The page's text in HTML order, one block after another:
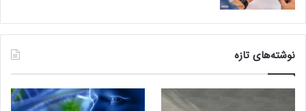
نوشته‌های تازه